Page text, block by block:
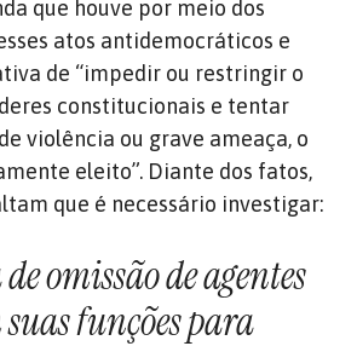
que houve por meio dos
atos antidemocráticos e
de “impedir ou restringir o
constitucionais e tentar
violência ou grave ameaça, o
eleito”. Diante dos fatos,
que é necessário investigar:
omissão de agentes
funções para